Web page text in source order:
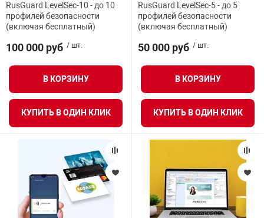
и аналитики
объектов
периметра
экипировка
RusGuard LevelSec-10 - до 10
профилей безопасности
(включая бесплатный)
100 000 руб / шт.
В КОРЗИНУ
КУПИТЬ В ОДИН КЛИК
RusGuard LevelSec-5 - до 5
профилей безопасности
(включая бесплатный)
50 000 руб / шт.
В КОРЗИНУ
КУПИТЬ В ОДИН КЛИК